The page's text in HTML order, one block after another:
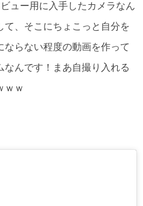
ュー用に入手したカメラなん
て、そこにちょこっと自分を
ならない程度の動画を作って
なんです！まあ自撮り入れる
ｗｗ